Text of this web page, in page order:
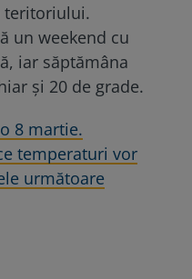
teritoriului.
un weekend cu
iar săptămâna
și 20 de grade.
8 martie.
temperaturi vor
următoare